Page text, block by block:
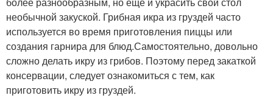
необычной закуской. Грибная икра из груздей часто
используется во время приготовления пиццы или
создания гарнира для блюд.Самостоятельно, довольно
сложно делать икру из грибов. Поэтому перед закаткой
консервации, следует ознакомиться с тем, как
приготовить икру из груздей.